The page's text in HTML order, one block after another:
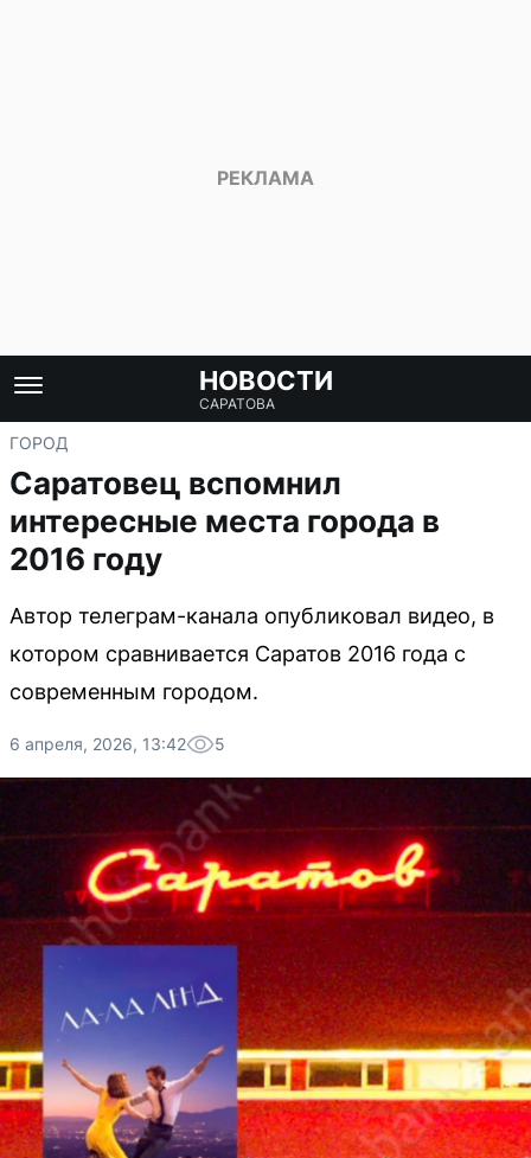
НОВОСТИ
САРАТОВА
ГОРОД
Саратовец вспомнил
интересные места города в
2016 году
Автор телеграм-канала опубликовал видео, в
котором сравнивается Саратов 2016 года с
современным городом.
6 апреля, 2026, 13:42 5